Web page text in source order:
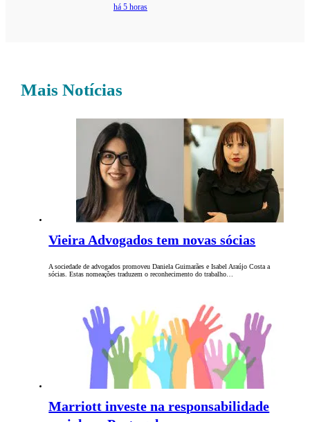
há 5 horas
Mais Notícias
Vieira Advogados tem novas sócias
A sociedade de advogados promoveu Daniela Guimarães e Isabel Araújo Costa a
sócias. Estas nomeações traduzem o reconhecimento do trabalho…
Marriott investe na responsabilidade